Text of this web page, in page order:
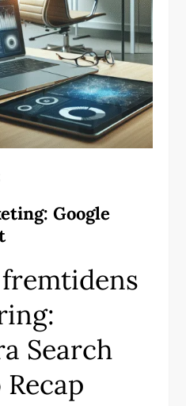
Google
fremtidens
Search